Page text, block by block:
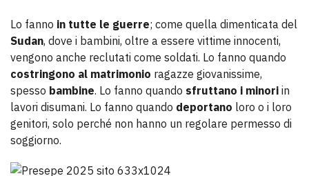
Lo fanno in tutte le guerre; come quella dimenticata del
Sudan, dove i bambini, oltre a essere vittime innocenti,
vengono anche reclutati come soldati. Lo fanno quando
costringono al matrimonio ragazze giovanissime,
spesso bambine. Lo fanno quando sfruttano i minori in
lavori disumani. Lo fanno quando deportano loro o i loro
genitori, solo perché non hanno un regolare permesso di
soggiorno.